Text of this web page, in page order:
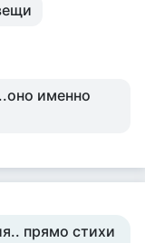
именно
прямо стихи